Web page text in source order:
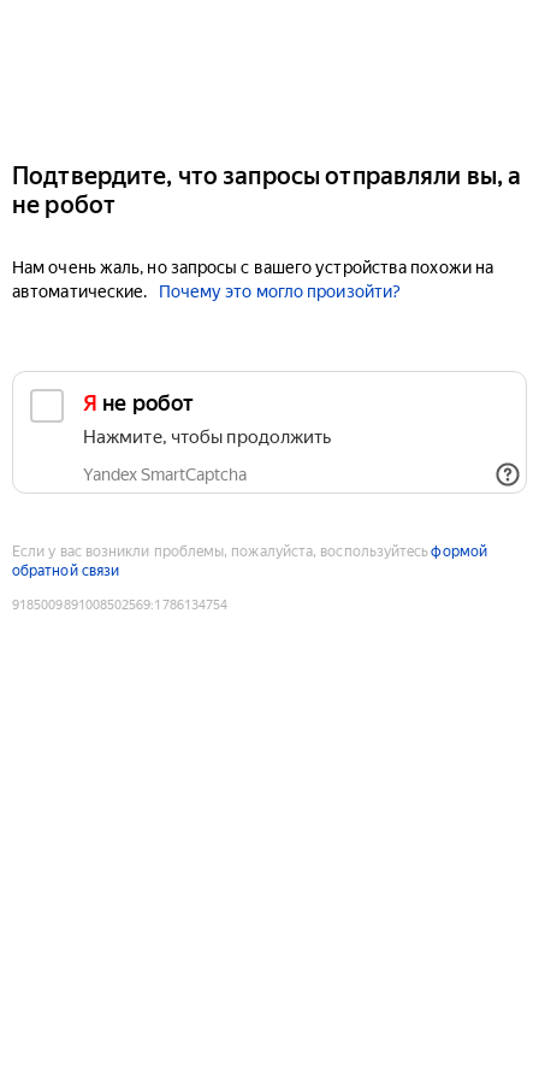
Подтвердите, что запросы отправляли вы, а
не робот
Нам очень жаль, но запросы с вашего устройства похожи на
автоматические.
Почему это могло произойти?
Я не робот
Нажмите, чтобы продолжить
Yandex SmartCaptcha
Если у вас возникли проблемы, пожалуйста, воспользуйтесьформой
обратной связи
9185009891008502569:1786134754